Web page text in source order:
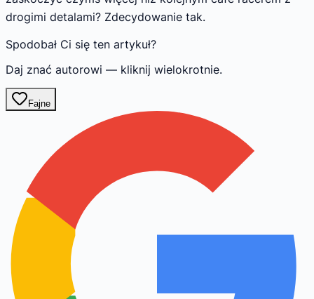
drogimi detalami? Zdecydowanie tak.
Spodobał Ci się ten artykuł?
Daj znać autorowi — kliknij wielokrotnie.
Fajne